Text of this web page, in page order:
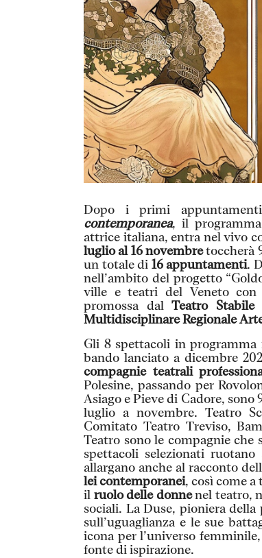
Dopo i primi
contemporanea, il
attrice italiana, entra nel vivo
luglio al 16 novembretoccherà
un totale di 16 appuntamenti.
nell’ambito del progetto
ville e teatri del Veneto con
promossa dalTeatro
Multidisciplinare Regionale
Gli 8 spettacoli in programma
bando lanciato a dicembre
compagnie teatrali
Polesine, passando per
Asiago e Pieve di Cadore,
luglio a novembre. Teatro
Comitato Teatro Treviso,
Teatro sono le compagnie
spettacoli selezionati
allargano anche al racconto
lei contemporanei, così come
il ruolo delle donnenel teatro,
sociali. La Duse, pioniera
sull’uguaglianza e le sue
icona per l’universo
fonte di ispirazione.